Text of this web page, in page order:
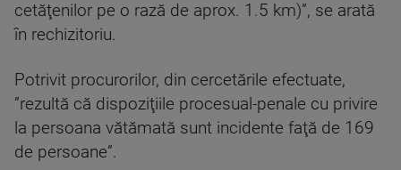
cetăţenilor pe o rază de aprox. 1.5 km)”, se arată
în rechizitoriu.
Potrivit procurorilor, din cercetările efectuate,
”rezultă că dispoziţiile procesual-penale cu privire
la persoana vătămată sunt incidente faţă de 169
de persoane”.